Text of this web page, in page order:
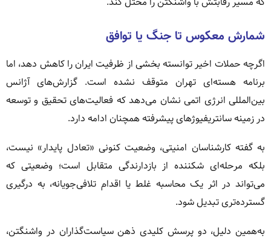
شمارش معکوس تا جنگ یا توافق
اگرچه حملات اخیر توانسته بخشی از ظرفیت ایران را کاهش دهد، اما
برنامه هسته‌ای تهران متوقف نشده است. گزارش‌های آژانس
بین‌المللی انرژی اتمی نشان می‌دهد که فعالیت‌های تحقیق و توسعه
در زمینه سانتریفیوژهای پیشرفته همچنان ادامه دارد.
به گفته کارشناسان امنیتی، وضعیت کنونی «تعادل پایدار» نیست،
بلکه مرحله‌ای شکننده از بازدارندگی متقابل است؛ وضعیتی که
می‌تواند در اثر یک محاسبه غلط یا اقدام تلافی‌جویانه، به درگیری
گسترده‌تری تبدیل شود.
به‌همین دلیل، دو پرسش کلیدی ذهن سیاست‌گذاران در واشنگتن،